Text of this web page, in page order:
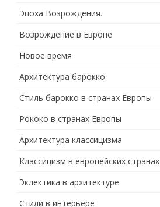
Эпоха Возрождения.
Возрождение в Европе
Новое время
Архитектура барокко
Стиль барокко в странах Европы
Рококо в странах Европы
Архитектура классицизма
Классицизм в европейских странах
Эклектика в архитектуре
Стили в интерьере